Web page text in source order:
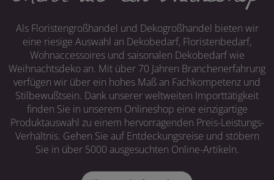
Als Floristengroßhandel und Dekogroßhandel bieten wir
eine riesige Auswahl an Dekobedarf, Floristenbedarf,
Wohnaccessoires und saisonalen Dekobedarf wie
Weihnachtsdeko an. Mit über 70 Jahren Branchenerfahrung
verfügen wir über ein hohes Maß an Fachkompetenz und
Stilbewußtsein. Dank unserer weltweiten Importtätigkeit
finden Sie in unserem Onlineshop eine einzigartige
Produktauswahl zu einem hervorragenden Preis-Leistungs-
Verhältnis. Gehen Sie auf Entdeckungsreise und stöbern
Sie in über 5000 ausgesuchten Online-Artikeln.